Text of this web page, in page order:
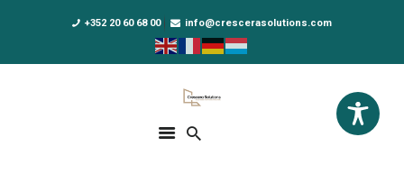
+352 20 60 68 00 info@crescerasolutions.com
Crescera Solutions
Solutions for your evolution